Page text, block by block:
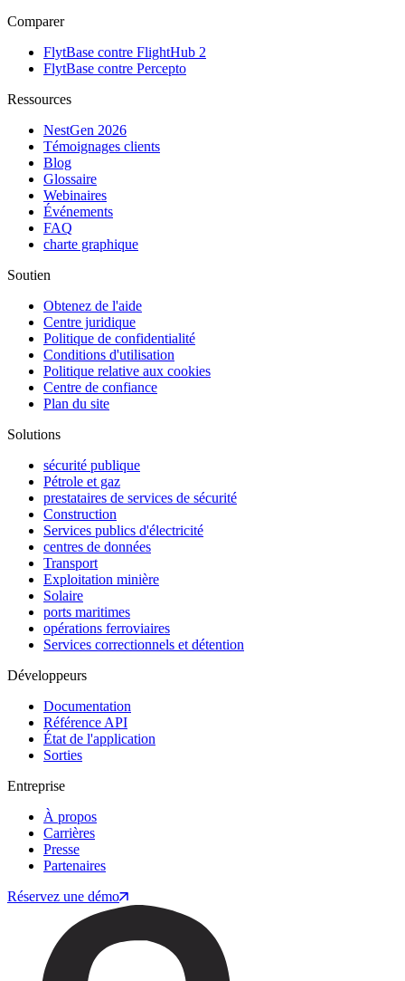
Comparer
FlytBase contre FlightHub 2
FlytBase contre Percepto
Ressources
NestGen 2026
Témoignages clients
Blog
Glossaire
Webinaires
Événements
FAQ
charte graphique
Soutien
Obtenez de l'aide
Centre juridique
Politique de confidentialité
Conditions d'utilisation
Politique relative aux cookies
Centre de confiance
Plan du site
Solutions
sécurité publique
Pétrole et gaz
prestataires de services de sécurité
Construction
Services publics d'électricité
centres de données
Transport
Exploitation minière
Solaire
ports maritimes
opérations ferroviaires
Services correctionnels et détention
Développeurs
Documentation
Référence API
État de l'application
Sorties
Entreprise
À propos
Carrières
Presse
Partenaires
Réservez une démo